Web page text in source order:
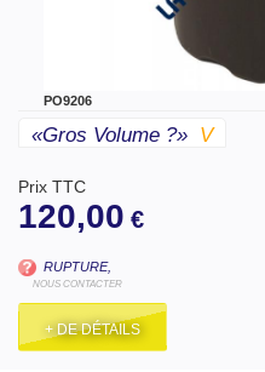
PO9206
«gros Volume ?» V
Prix TTC
120,00 €
RUPTURE,
NOUS CONTACTER
+ DE DÉTAILS